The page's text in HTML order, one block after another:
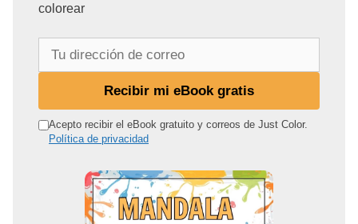
colorear
r
Recibir mi eBook gratis
Acepto recibir el eBook gratuito y correos de Just Color.
Política de privacidad